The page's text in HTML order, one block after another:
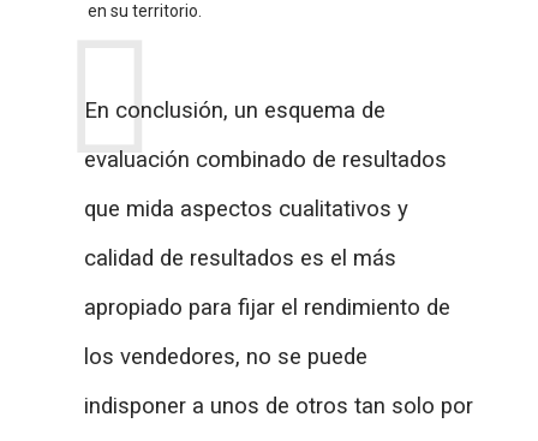
en su territorio.
En conclusión, un esquema de
evaluación combinado de resultados
que mida aspectos cualitativos y
calidad de resultados es el más
apropiado para fijar el rendimiento de
los vendedores, no se puede
indisponer a unos de otros tan solo por